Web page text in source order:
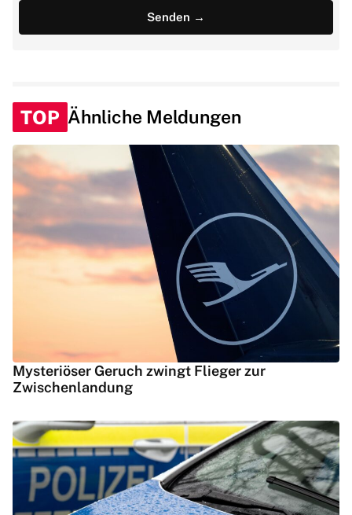
TOP Ähnliche Meldungen
Mysteriöser Geruch zwingt Flieger zur
Zwischenlandung